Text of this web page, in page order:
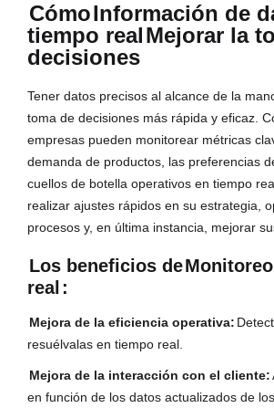
CómoInformación de
tiempo realMejorar la
decisiones
Tener datos precisos al alcance de la
toma de decisiones más rápida y eficaz.
empresas pueden monitorear métricas
demanda de productos, las preferencias
cuellos de botella operativos en tiempo
realizar ajustes rápidos en su estrategia,
procesos y, en última instancia, mejorar
Los beneficios de
real :
Mejora de la eficiencia operativa:
resuélvalas en tiempo real.
Mejora de la interacción con el cliente:
en función de los datos actualizados de